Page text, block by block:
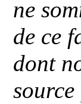
ne
de ce
dont